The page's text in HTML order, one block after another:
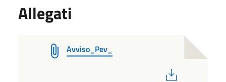
Allegati
Avviso_Pev_